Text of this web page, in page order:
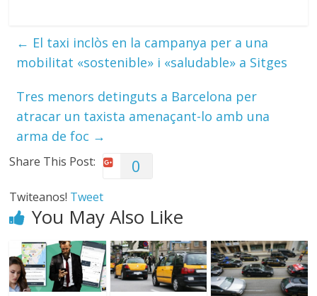
← El taxi inclòs en la campanya per a una
mobilitat «sostenible» i «saludable» a Sitges
Tres menors detinguts a Barcelona per
atracar un taxista amenaçant-lo amb una
arma de foc →
Share This Post: 0
Twiteanos! Tweet
You May Also Like